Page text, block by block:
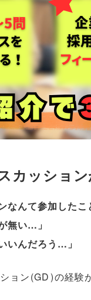
カッショ
なんて参加した
無い… 」
いんだろう… 」
ョン(GD)の経験